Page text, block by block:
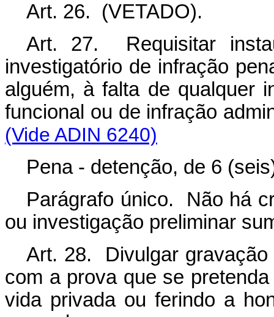
Art. 26. (VETADO).
Art. 27. Requisitar
investigatório de infração
alguém, à falta de qualquer
funcional ou de infração
(Vide ADIN 6240)
Pena - detenção, de 6
Parágrafo único. Não há
ou investigação preliminar
Art. 28. Divulgar
com a prova que se
vida privada ou ferindo a